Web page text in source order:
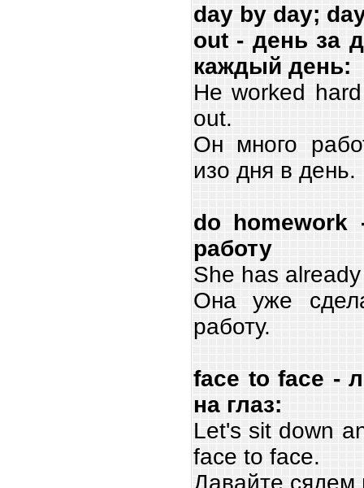
day by day;
out - день за
каждый день:
He worked
out.
Он много
изо дня в день.
do
работу
She has
Она уже
работу.
face to face -
на глаз:
Let's sit down
face to face.
Давайте сядем